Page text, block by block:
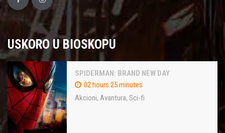
USKORO U BIOSKOPU
SPIDERMAN: BRAND NEW DAY
02 hours 25 minutes
Akcioni, Avantura, Sci-fi